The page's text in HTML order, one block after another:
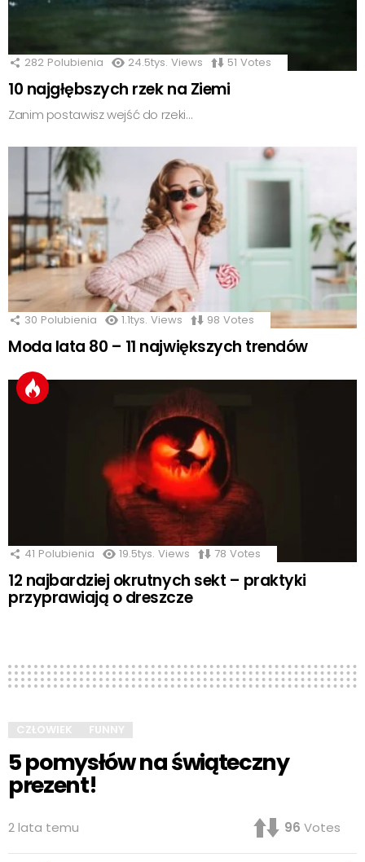
282 Polubienia 24.5tys. Views 51 Votes
10 najgłębszych rzek na Ziemi
Zanim postawisz wejść do rzeki…
30 Polubienia 1.1tys. Views 98 Votes
Moda lata 80 – 11 największych trendów
41 Polubienia 19.5tys. Views 78 Votes
12 najbardziej okrutnych sekt – praktyki
przyprawiają o dreszcze
CZŁOWIEK FUNNY
5 pomysłów na świąteczny
prezent!
2 lata temu 96 Votes